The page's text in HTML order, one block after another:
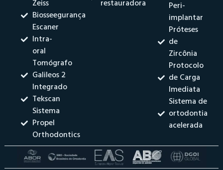
Zeiss
Biosseegurança
Escaner
Intra-
oral
Tomógrafo
Galileos 2
Integrado
Tekscan
Sistema
Propel
Orthodontics
restauradora
Peri-
implantar
Próteses
de
Zircônia
Protocolo
de Carga
Imediata
Sistema de
ortodontia
acelerada